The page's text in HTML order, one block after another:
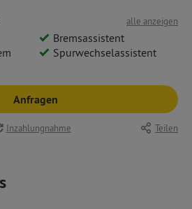
alle anzeigen
Bremsassistent
Spurwechselassistent
Anfragen
Inzahlungnahme Teilen